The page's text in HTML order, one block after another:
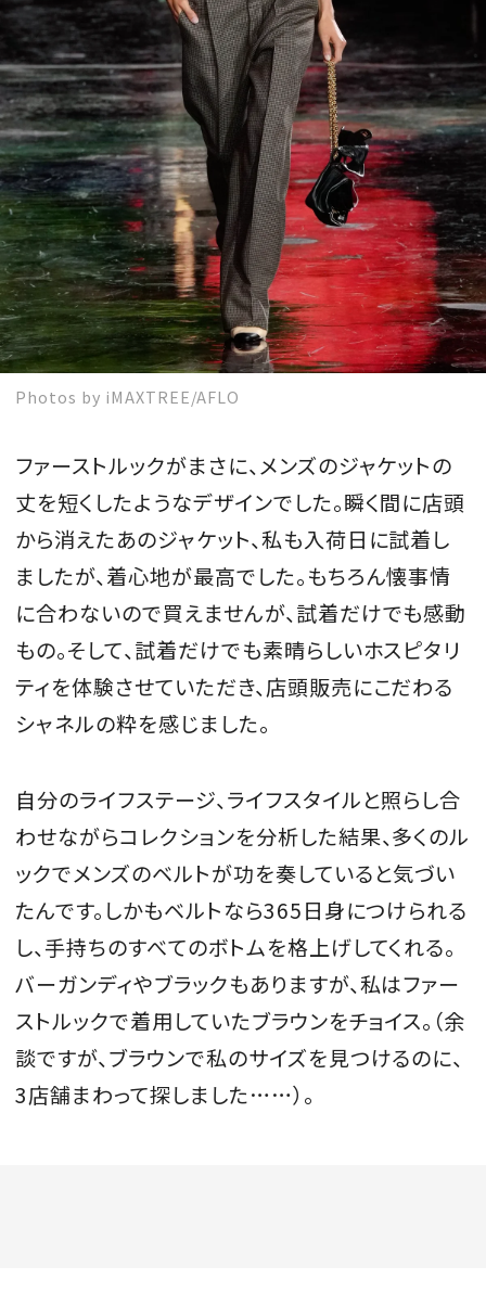
Photos by iMAXTREE/AFLO
ファーストルックがまさに、メンズのジャケットの
丈を短くしたようなデザインでした。瞬く間に店頭
から消えたあのジャケット、私も入荷日に試着し
ましたが、着心地が最高でした。もちろん懐事情
に合わないので買えませんが、試着だけでも感動
もの。そして、試着だけでも素晴らしいホスピタリ
ティを体験させていただき、店頭販売にこだわる
シャネルの粋を感じました。
自分のライフステージ、ライフスタイルと照らし合
わせながらコレクションを分析した結果、多くのル
ックでメンズのベルトが功を奏していると気づい
たんです。しかもベルトなら365日身につけられる
し、手持ちのすべてのボトムを格上げしてくれる。
バーガンディやブラックもありますが、私はファー
ストルックで着用していたブラウンをチョイス。（余
談ですが、ブラウンで私のサイズを見つけるのに、
3店舗まわって探しました……）。